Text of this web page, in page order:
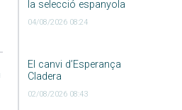
la selecció espanyola
04/08/2026 08:24
El canvi d’Esperança
Cladera
02/08/2026 08:43